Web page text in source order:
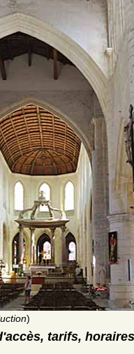
)
tarifs, horaires